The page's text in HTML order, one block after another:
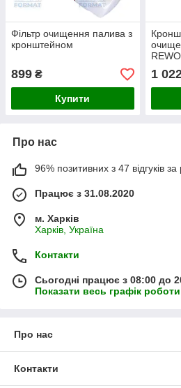
Фільтр очищення палива з
кронштейном
899 ₴
Купити
1
Про нас
96% позитивних з 47 відгуків за
Працює з 31.08.2020
м. Харків
Харків, Україна
Контакти
Сьогодні працює з 08:00 до
Показати весь графік роботи
Про нас
Контакти